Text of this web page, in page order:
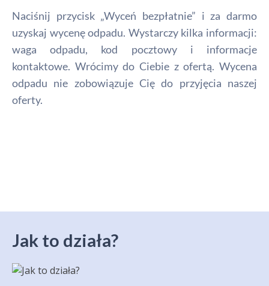
Naciśnij przycisk „Wyceń bezpłatnie” i za darmo
uzyskaj wycenę odpadu. Wystarczy kilka informacji:
waga odpadu, kod pocztowy i informacje
kontaktowe. Wrócimy do Ciebie z ofertą. Wycena
odpadu nie zobowiązuje Cię do przyjęcia naszej
oferty.
Jak to działa?